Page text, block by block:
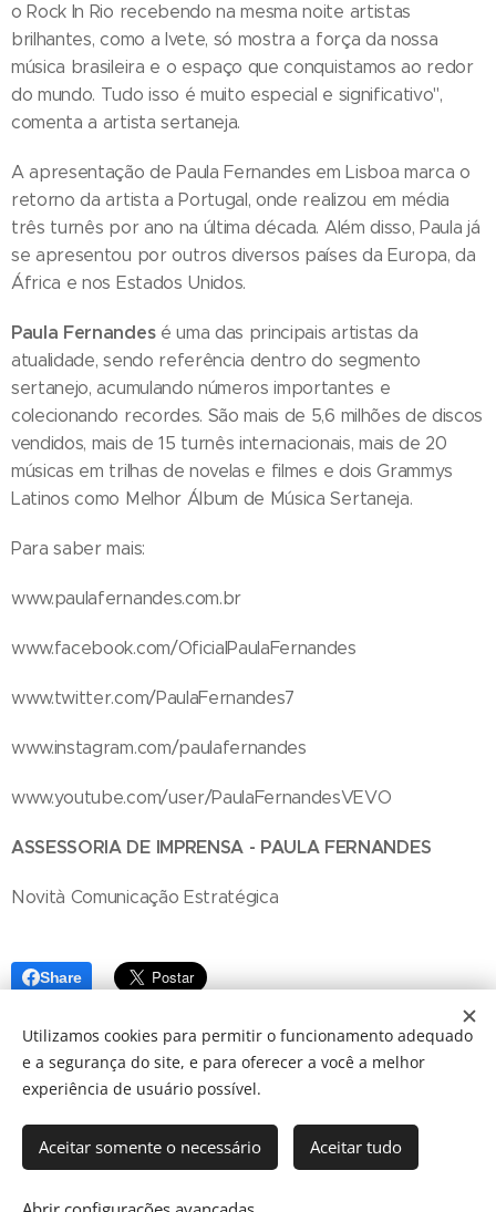
o Rock In Rio recebendo na mesma noite artistas
brilhantes, como a Ivete, só mostra a força da nossa
música brasileira e o espaço que conquistamos ao redor
do mundo. Tudo isso é muito especial e significativo",
comenta a artista sertaneja.
A apresentação de Paula Fernandes em Lisboa marca o
retorno da artista a Portugal, onde realizou em média
três turnês por ano na última década. Além disso, Paula já
se apresentou por outros diversos países da Europa, da
África e nos Estados Unidos.
Paula Fernandes é uma das principais artistas da
atualidade, sendo referência dentro do segmento
sertanejo, acumulando números importantes e
colecionando recordes. São mais de 5,6 milhões de discos
vendidos, mais de 15 turnês internacionais, mais de 20
músicas em trilhas de novelas e filmes e dois Grammys
Latinos como Melhor Álbum de Música Sertaneja.
Para saber mais:
www.paulafernandes.com.br
www.facebook.com/OficialPaulaFernandes
www.twitter.com/PaulaFernandes7
www.instagram.com/paulafernandes
www.youtube.com/user/PaulaFernandesVEVO
ASSESSORIA DE IMPRENSA - PAULA FERNANDES
Novità Comunicação Estratégica
Share
© 2024 JBarretos Eventos.
Utilizamos cookies para permitir o funcionamento adequado
e a segurança do site, e para oferecer a você a melhor
experiência de usuário possível.
Aceitar somente o necessário Aceitar tudo